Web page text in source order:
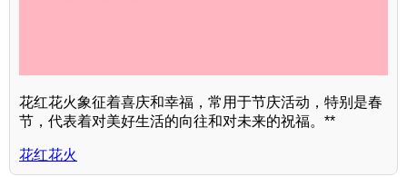
花红花火象征着喜庆和幸福，常用于节庆活动，特别是春
节，代表着对美好生活的向往和对未来的祝福。**
花红花火